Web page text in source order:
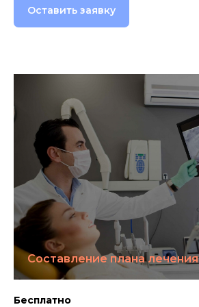
Оставить заявку
Составление плана лечения
Бесплатно